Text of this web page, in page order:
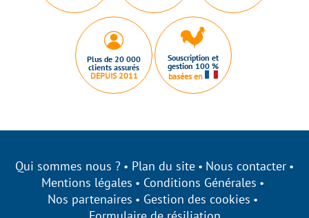
Plus de 20 000
clients assurés
DEPUIS 2011
Souscription et
gestion 100 %
basées en
Qui sommes nous ? Plan du site
Nous contacter
Mentions légales
Conditions Générales
Nos partenaires
Gestion des cookies